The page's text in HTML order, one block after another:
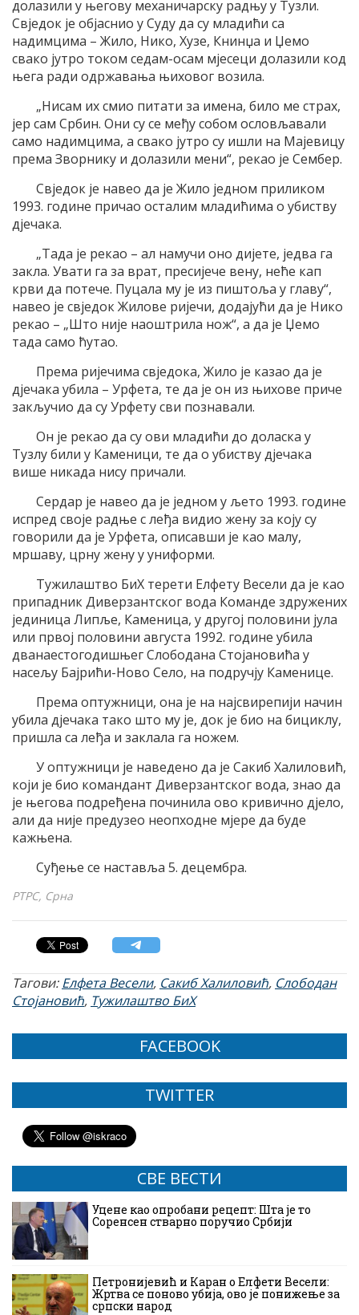
долазили у његову механичарску радњу у Тузли.
Свједок је објаснио у Суду да су младићи са
надимцима – Жило, Нико, Хузе, Книнџа и Џемо
свако јутро током седам-осам мјесеци долазили код
њега ради одржавања њиховог возила.
„Нисам их смио питати за имена, било ме страх,
јер сам Србин. Они су се међу собом ословљавали
само надимцима, а свако јутро су ишли на Мајевицу
према Зворнику и долазили мени“, рекао је Сембер.
Свједок је навео да је Жило једном приликом
1993. године причао осталим младићима о убиству
дјечака.
„Тада је рекао – ал намучи оно дијете, једва га
закла. Увати га за врат, пресијече вену, неће кап
крви да потече. Пуцала му је из пиштоља у главу“,
навео је свједок Жилове ријечи, додајући да је Нико
рекао – „Што није наоштрила нож“, а да је Џемо
тада само ћутао.
Према ријечима свједока, Жило је казао да је
дјечака убила – Урфета, те да је он из њихове приче
закључио да су Урфету сви познавали.
Он је рекао да су ови младићи до доласка у
Тузлу били у Каменици, те да о убиству дјечака
више никада нису причали.
Сердар је навео да је једном у љето 1993. године
испред своје радње с леђа видио жену за коју су
говорили да је Урфета, описавши је као малу,
мршаву, црну жену у униформи.
Тужилаштво БиХ терети Елфету Весели да је као
припадник Диверзантског вода Команде здружених
јединица Липље, Каменица, у другој половини јула
или првој половини августа 1992. године убила
дванаестогодишњег Слободана Стојановића у
насељу Бајрићи-Ново Село, на подручју Каменице.
Према оптужници, она је на најсвирепији начин
убила дјечака тако што му је, док је био на бициклу,
пришла са леђа и заклала га ножем.
У оптужници је наведено да је Сакиб Халиловић,
који је био командант Диверзантског вода, знао да
је његова подређена починила ово кривично дјело,
али да није предузео неопходне мјере да буде
кажњена.
Суђење се наставља 5. децембра.
РТРС, Срна
Тагови:Елфета Весели, Сакиб Халиловић, Слободан
Стојановић, Тужилаштво БиХ
FACEBOOK
TWITTER
СВЕ ВЕСТИ
Уцене као опробани рецепт: Шта је то
Соренсен стварно поручио Србији
Петронијевић и Каран о Елфети Весели:
Жртва се поново убија, ово је понижење за
српски народ